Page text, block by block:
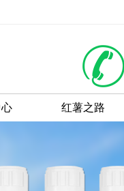
红薯之路